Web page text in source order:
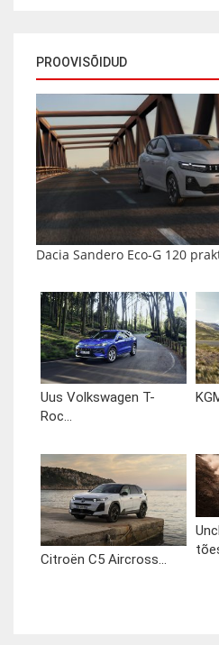
PROOVISÕIDUD
Dacia Sandero Eco-G 120
Uus Volkswagen T-
Roc...
Citroën C5 Aircross...